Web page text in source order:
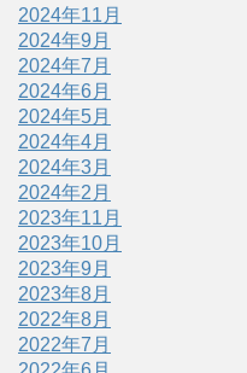
2024年11月
2024年9月
2024年7月
2024年6月
2024年5月
2024年4月
2024年3月
2024年2月
2023年11月
2023年10月
2023年9月
2023年8月
2022年8月
2022年7月